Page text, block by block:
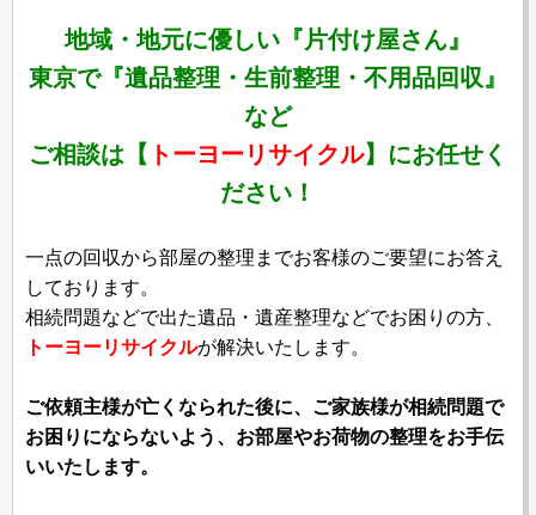
地域・地元に優しい『片付け屋さん』
東京で『遺品整理・生前整理・不用品回収』
など
ご相談は【 トーヨーリサイクル】にお任せく
ださい！
一点の回収から部屋の整理までお客様のご要望にお答え
しております。
相続問題などで出た遺品・遺産整理などでお困りの方、
トーヨーリサイクルが解決いたします。
ご依頼主様が亡くなられた後に、ご家族様が相続問題で
お困りにならないよう、お部屋やお荷物の整理をお手伝
いいたします。